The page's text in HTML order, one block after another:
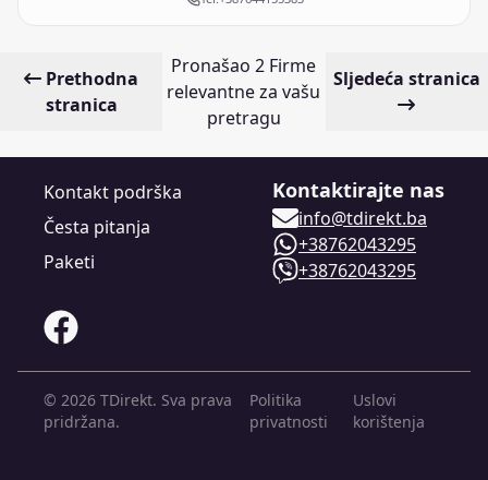
Prethodna
stranica
Pronašao 2 Firme
relevantne za vašu
pretragu
Sljedeća stranica
Kontakt podrška
Česta pitanja
Paketi
Kontaktirajte nas
info@tdirekt.ba
+38762043295
+38762043295
© 2026 TDirekt. Sva prava
pridržana.
Politika
privatnosti
Uslovi
korištenja